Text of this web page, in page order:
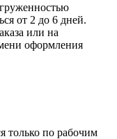
от 2 до 6 дней.
или на
оформления
только по рабочим